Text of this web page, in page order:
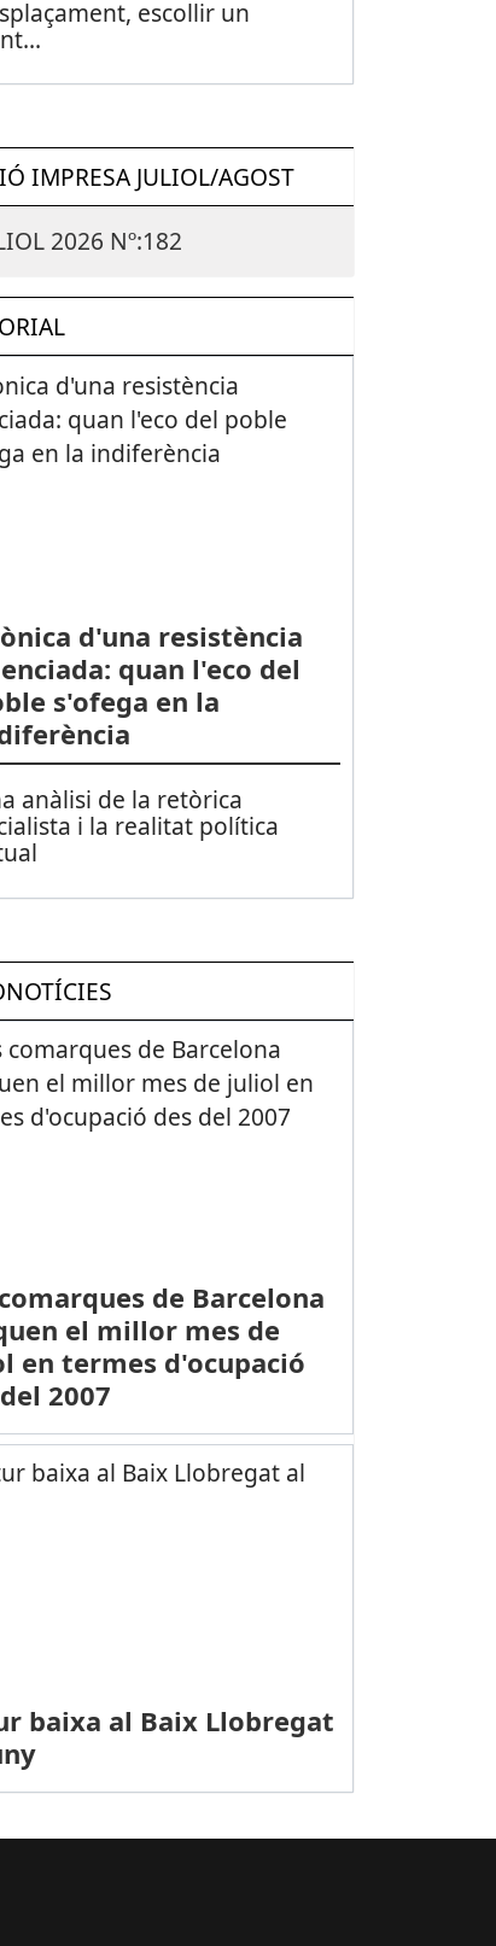
cocaïna i marihuanaDIVISIÓ D’HONOR): Derrota del Projecte
escollir un
...
IMPRESA JULIOL/AGOST
d'una resistència
quan l'eco del
s'ofega en la
anàlisi de la retòrica
i la realitat política
de Barcelona
el millor mes de
en termes d'ocupació
2007
baixa al Baix Llobregat